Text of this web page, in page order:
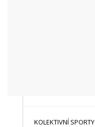
KOLEKTIVNÍ SPORTY